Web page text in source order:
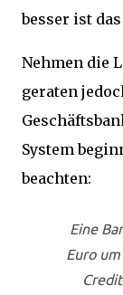
besser ist
Nehmen die
geraten
System
beachten:
Eine
Euro